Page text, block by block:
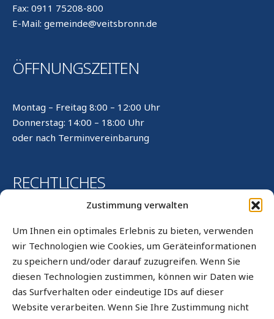
Zustimmung verwalten
Um Ihnen ein optimales Erlebnis zu bieten, verwenden
wir Technologien wie Cookies, um Geräteinformationen
zu speichern und/oder darauf zuzugreifen. Wenn Sie
diesen Technologien zustimmen, können wir Daten wie
das Surfverhalten oder eindeutige IDs auf dieser
Website verarbeiten. Wenn Sie Ihre Zustimmung nicht
Fax: 0911 75208-800
E-Mail: gemeinde@veitsbronn.de
ÖFFNUNGSZEITEN
Montag – Freitag 8:00 – 12:00 Uhr
Donnerstag: 14:00 – 18:00 Uhr
oder nach Terminvereinbarung
RECHTLICHES
Impressum
Datenschutz
Datenschutz WhatsApp
Cookie-Richtlinie (EU)